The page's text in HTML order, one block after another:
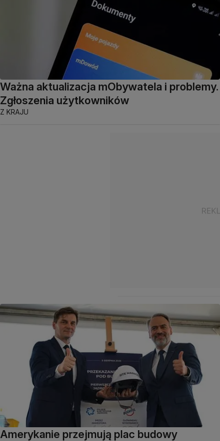
Ważna aktualizacja mObywatela i problemy.
Zgłoszenia użytkowników
Z KRAJU
Amerykanie przejmują plac budowy